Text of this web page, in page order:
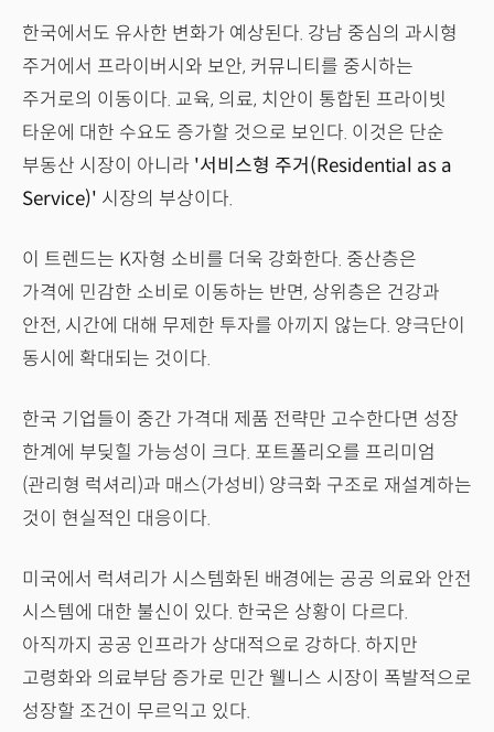
한국에서도 유사한 변화가 예상된다. 강남 중심의 과시형
주거에서 프라이버시와 보안, 커뮤니티를 중시하는
주거로의 이동이다. 교육, 의료, 치안이 통합된 프라이빗
타운에 대한 수요도 증가할 것으로 보인다. 이것은 단순
부동산 시장이 아니라 '서비스형 주거(Residential as a
Service)' 시장의 부상이다.
이 트렌드는 K자형 소비를 더욱 강화한다. 중산층은
가격에 민감한 소비로 이동하는 반면, 상위층은 건강과
안전, 시간에 대해 무제한 투자를 아끼지 않는다. 양극단이
동시에 확대되는 것이다.
한국 기업들이 중간 가격대 제품 전략만 고수한다면 성장
한계에 부딪힐 가능성이 크다. 포트폴리오를 프리미엄
(관리형 럭셔리)과 매스(가성비) 양극화 구조로 재설계하는
것이 현실적인 대응이다.
미국에서 럭셔리가 시스템화된 배경에는 공공 의료와 안전
시스템에 대한 불신이 있다. 한국은 상황이 다르다.
아직까지 공공 인프라가 상대적으로 강하다. 하지만
고령화와 의료부담 증가로 민간 웰니스 시장이 폭발적으로
성장할 조건이 무르익고 있다.